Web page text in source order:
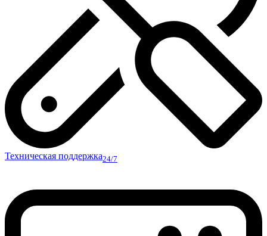
Техническая поддержка24/7